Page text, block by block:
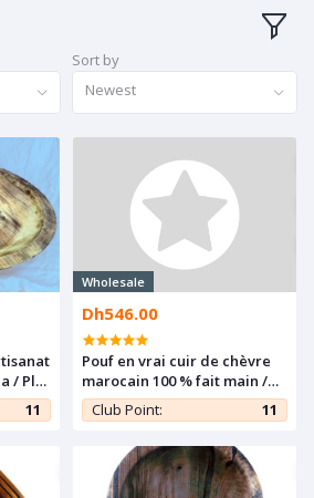
Sort by
Newest
/ Plat
11
Wholesale
Dh546.00
Pouf en vrai cuir de chèvre
marocain 100 % fait main /
Region : Marrakech
Club Point: 11